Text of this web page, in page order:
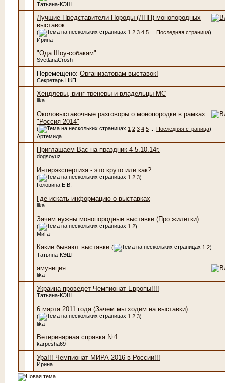
Татьяна-КЭШ
Лучшие Представители Породы (ЛПП) монопородных
выставок
( 1 2 3 4 5 Последняя страница)
Ирина
"Ода Шоу-собакам"
SvetlanaCrosh
Перемещено: Организаторам выставок!
Секретарь НКП
Хендлеры, ринг-тренеры и владельцы МС
lika
Околовыставочные разговоры о монопородке в рамках
"Россия 2014"
( 1 2 3 4 5 Последняя страница)
Артемида
Приглашаем Вас на праздник 4-5.10.14г.
dogsoyuz
Интерэкспертиза - это круто или как?
( 1 2 3)
Головина Е.В.
Где искать информацию о выставках
lika
Зачем нужны монопородные выставки (Про жилетки)
( 1 2)
МиГа
Какие бывают выставки ( 1 2)
Татьяна-КЭШ
амуниция
lika
Украина проведет Чемпионат Европы!!!!
Татьяна-КЭШ
6 марта 2011 года (Зачем мы ходим на выставки)
( 1 2 3)
lika
Ветеринарная справка №1
karpesha69
Ура!!! Чемпионат МИРА-2016 в России!!!
Ирина